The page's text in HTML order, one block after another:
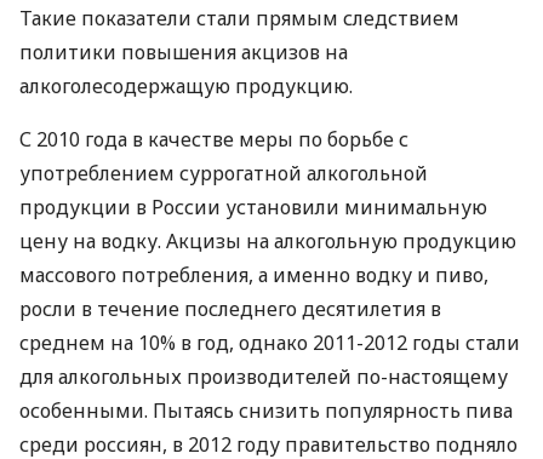
Такие показатели стали прямым следствием
политики повышения акцизов на
алкоголесодержащую продукцию.
С 2010 года в качестве меры по борьбе с
употреблением суррогатной алкогольной
продукции в России установили минимальную
цену на водку. Акцизы на алкогольную продукцию
массового потребления, а именно водку и пиво,
росли в течение последнего десятилетия в
среднем на 10% в год, однако 2011-2012 годы стали
для алкогольных производителей по-настоящему
особенными. Пытаясь снизить популярность пива
среди россиян, в 2012 году правительство подняло